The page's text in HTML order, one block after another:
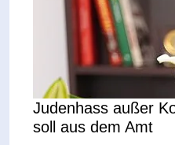
Judenhass außer
soll aus dem Amt